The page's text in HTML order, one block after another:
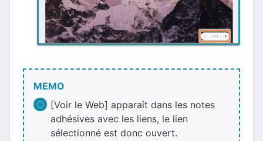
MEMO
[Voir le Web] apparaît dans les notes
adhésives avec les liens, le lien
sélectionné est donc ouvert.